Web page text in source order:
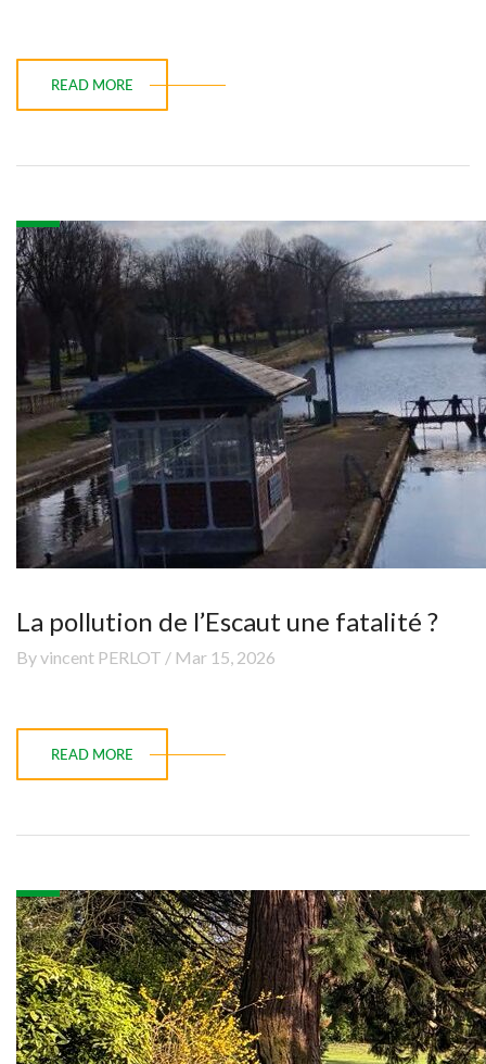
READ MORE
La pollution de l’Escaut une fatalité ?
By vincent PERLOT / Mar 15, 2026
READ MORE